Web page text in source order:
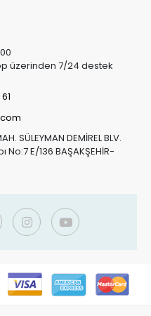
üzerinden 7/24 destek
SÜLEYMAN DEMİREL BLV.
No:7 E/136 BAŞAKŞEHİR-